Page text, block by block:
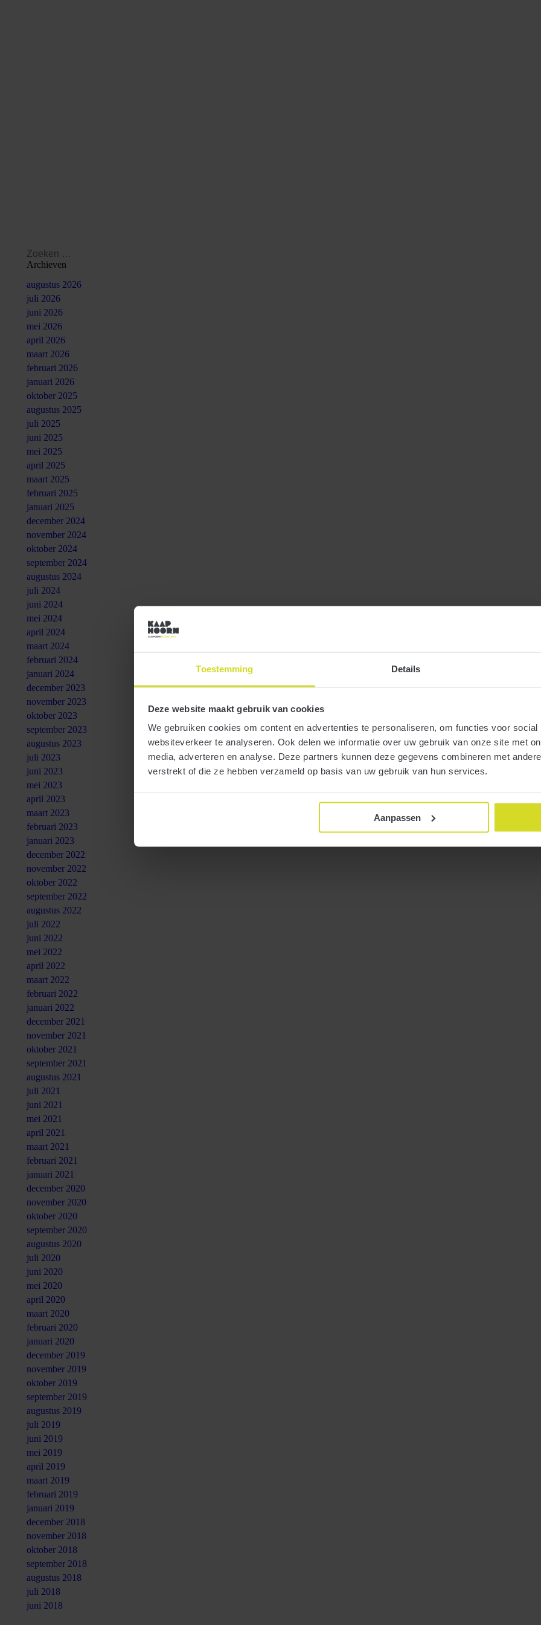
Toestemming Details
Deze website maakt gebruik van cookies
We gebruiken cookies om content en advertenties te personaliseren, om functies voor social
websiteverkeer te analyseren. Ook delen we informatie over uw gebruik van onze site met
media, adverteren en analyse. Deze partners kunnen deze gegevens combineren met
verstrekt of die ze hebben verzameld op basis van uw gebruik van hun services.
Aanpassen
Search:
Archieven
augustus 2026
juli 2026
juni 2026
mei 2026
april 2026
maart 2026
februari 2026
januari 2026
oktober 2025
augustus 2025
juli 2025
juni 2025
mei 2025
april 2025
maart 2025
februari 2025
januari 2025
december 2024
november 2024
oktober 2024
september 2024
augustus 2024
juli 2024
juni 2024
mei 2024
april 2024
maart 2024
februari 2024
januari 2024
december 2023
november 2023
oktober 2023
september 2023
augustus 2023
juli 2023
juni 2023
mei 2023
april 2023
maart 2023
februari 2023
januari 2023
december 2022
november 2022
oktober 2022
september 2022
augustus 2022
juli 2022
juni 2022
mei 2022
april 2022
maart 2022
februari 2022
januari 2022
december 2021
november 2021
oktober 2021
september 2021
augustus 2021
juli 2021
juni 2021
mei 2021
april 2021
maart 2021
februari 2021
januari 2021
december 2020
november 2020
oktober 2020
september 2020
augustus 2020
juli 2020
juni 2020
mei 2020
april 2020
maart 2020
februari 2020
januari 2020
december 2019
november 2019
oktober 2019
september 2019
augustus 2019
juli 2019
juni 2019
mei 2019
april 2019
maart 2019
februari 2019
januari 2019
december 2018
november 2018
oktober 2018
september 2018
augustus 2018
juli 2018
juni 2018